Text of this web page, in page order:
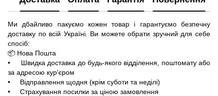
Ми дбайливо пакуємо кожен товар і гарантуємо безпечну
доставку по всій Україні. Ви можете обрати зручний для себе
спосіб:
📦 Нова Пошта
• Швидка доставка до будь-якого відділення, поштомату або
за адресою кур'єром
• Відправлення щодня (крім суботи та неділі)
• Страхування посилки за ціною замовлення